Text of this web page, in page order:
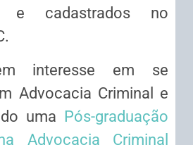
e cadastrados no
interesse em se
Advocacia Criminal e
uma Pós-graduação
Advocacia Criminal